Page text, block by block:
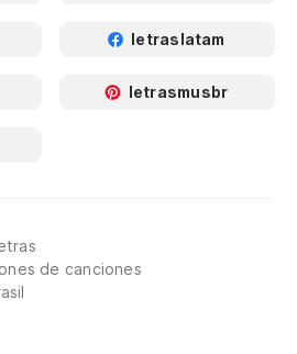
letraslatam
letrasmusbr
de canciones